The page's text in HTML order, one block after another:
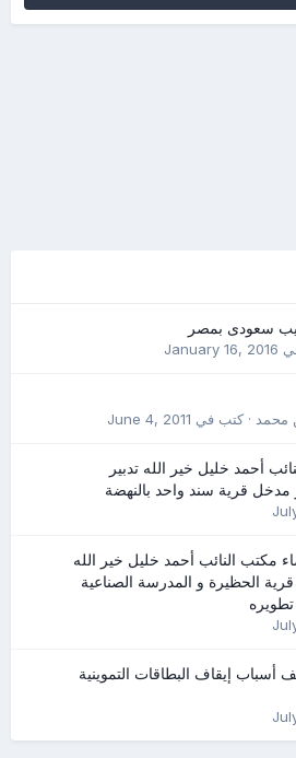
سعودى بمصر
January 16, 2016
محمد· كتب في June 4, 2011
أحمد خليل خير الله تدبير
مدخل قرية سند واحد بالنهضة
النائب أحمد خليل خير الله
الحظيرة و المدرسة الصناعية
أسباب إيقاف البطاقات التموينية